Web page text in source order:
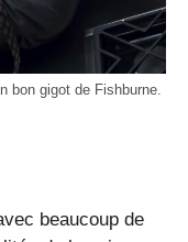
bon gigot de Fishburne.
beaucoup de